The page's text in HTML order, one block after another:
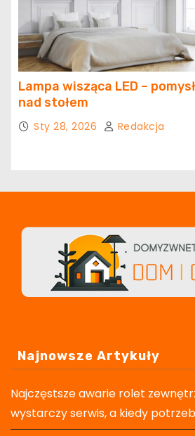
Lampa wisząca LED –
nad stołem
Sty 28, 2026 Redakcja
Najnowsze Artykuły
Najczęstsze awarie rolet
wystarczy serwis, a kiedy